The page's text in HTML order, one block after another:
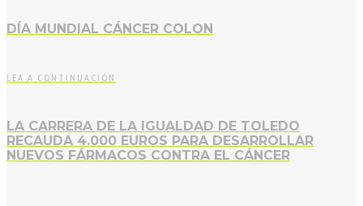
DÍA MUNDIAL CÁNCER COLON
LEA A CONTINUACIÓN
LA CARRERA DE LA IGUALDAD DE TOLEDO
RECAUDA 4.000 EUROS PARA DESARROLLAR
NUEVOS FÁRMACOS CONTRA EL CÁNCER